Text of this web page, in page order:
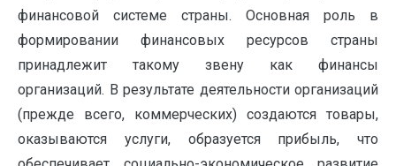
финансовой системе страны. Основная роль в
формировании финансовых ресурсов страны
принадлежит такому звену как финансы
организаций. В результате деятельности организаций
(прежде всего, коммерческих) создаются товары,
оказываются услуги, образуется прибыль, что